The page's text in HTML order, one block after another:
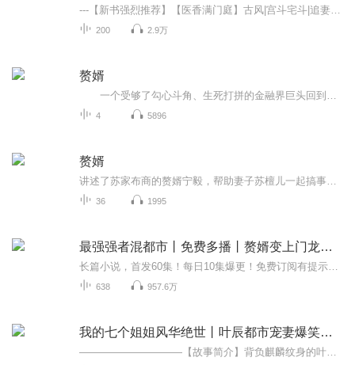
200 2.9万
赘婿
4 5896
赘婿
36 1995
最强强者混都市丨免费多播丨赘婿变上门龙婿、弱鸡化绝世强龙！
638 957.6万
我的七个姐姐风华绝世丨叶辰都市宠妻爆笑透视赘婿爽文